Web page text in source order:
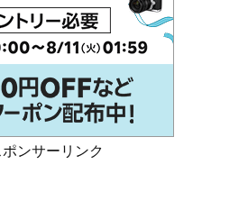
ポンサーリンク